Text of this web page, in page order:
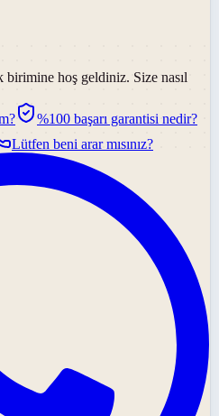
birimine hoş geldiniz. Size nasıl
%100 başarı garantisi nedir?
Lütfen beni arar mısınız?